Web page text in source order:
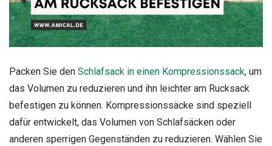
Packen Sie den Schlafsack in einen Kompressionssack, um
das Volumen zu reduzieren und ihn leichter am Rucksack
befestigen zu können. Kompressionssäcke sind speziell
dafür entwickelt, das Volumen von Schlafsäcken oder
anderen sperrigen Gegenständen zu reduzieren. Wählen Sie